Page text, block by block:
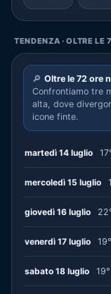
TENDENZA · OLTRE LE
🔎 Oltre le 72 ore
Confrontiamo tre
alta, dove
icone finte.
martedì 14 luglio
mercoledì 15 luglio
giovedì 16 luglio
venerdì 17 luglio
sabato 18 luglio